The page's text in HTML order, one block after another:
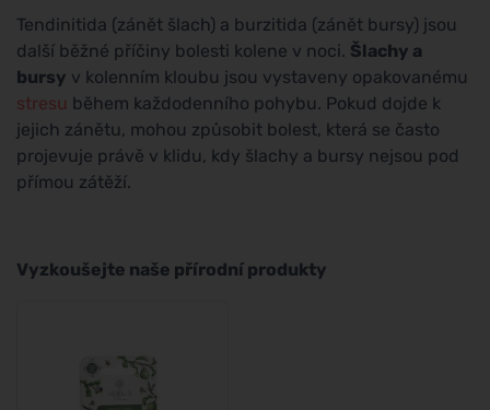
Tendinitida (zánět šlach) a burzitida (zánět bursy) jsou
další běžné příčiny bolesti kolene v noci. Šlachy a
bursy v kolenním kloubu jsou vystaveny opakovanému
stresu během každodenního pohybu. Pokud dojde k
jejich zánětu, mohou způsobit bolest, která se často
projevuje právě v klidu, kdy šlachy a bursy nejsou pod
přímou zátěží.
Vyzkoušejte naše přírodní produkty